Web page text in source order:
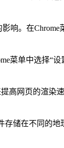
。在
单中选择“
网页的渲染
储在不同的